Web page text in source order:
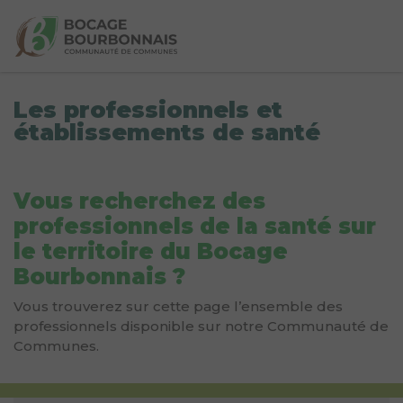
Les professionnels et
établissements de santé
Vous recherchez des
professionnels de la santé sur
le territoire du Bocage
Bourbonnais ?
Vous trouverez sur cette page l’ensemble des
professionnels disponible sur notre Communauté de
Communes.